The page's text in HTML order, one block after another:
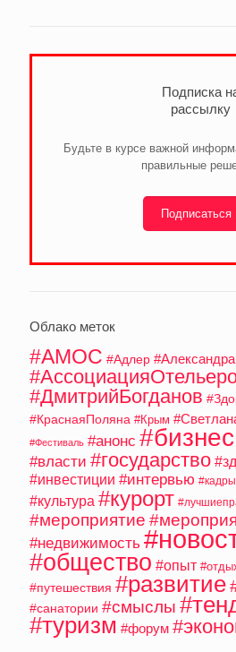
Подписка
рассылку
Будьте в курсе важной
правильные
Подписаться
Облако меток
#АМОС #Адлер
#ДмитрийБогданов
#КраснаяПоляна #Крым
#Фестиваль #анонс #бизнес
#власти #государство
#инвестиции #интервью #кадры
#культура #курорт
#мероприятие
#недвижимость
#общество #опыт
#путешествия #развитие
#санатории #смыслы
#туризм #форум